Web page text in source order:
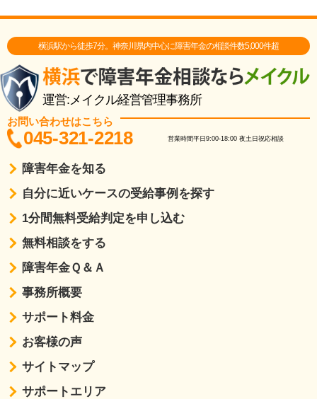
横浜駅から徒歩7分。神奈川県内中心に障害年金の相談件数5,000件超
運営:メイクル経営管理事務所
お問い合わせはこちら
045-321-2218 営業時間平日9:00-18:00夜土日祝応相談
障害年金を知る
自分に近いケースの受給事例を探す
1分間無料受給判定を申し込む
無料相談をする
障害年金Ｑ＆Ａ
事務所概要
サポート料金
お客様の声
サイトマップ
サポートエリア